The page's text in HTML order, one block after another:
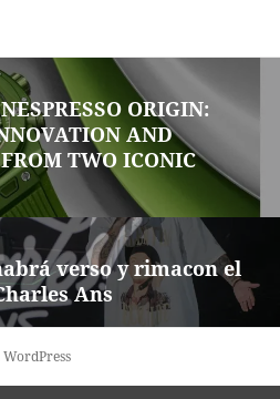
ORIGIN:
AND
TWO ICONIC
verso y rimacon el
Ans